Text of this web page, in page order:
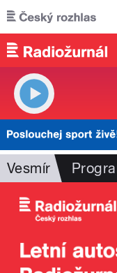
Přejít k hlavnímu
Vesmír